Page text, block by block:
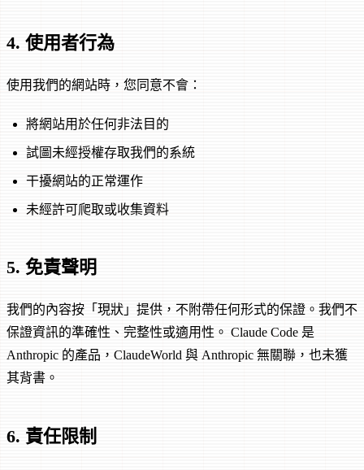
4. 使用者行為
使用我們的網站時，您同意不會：
將網站用於任何非法目的
試圖未經授權存取我們的系統
干擾網站的正常運作
未經許可爬取或收集資料
5. 免責聲明
我們的內容按「現狀」提供，不附帶任何形式的保證。我們不
保證資訊的準確性、完整性或適用性。 Claude Code 是
Anthropic 的產品，ClaudeWorld 與 Anthropic 無關聯，也未獲
其背書。
6. 責任限制